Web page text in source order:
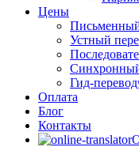
Цены
Устный
Гид-
Оплата
Блог
Контакты